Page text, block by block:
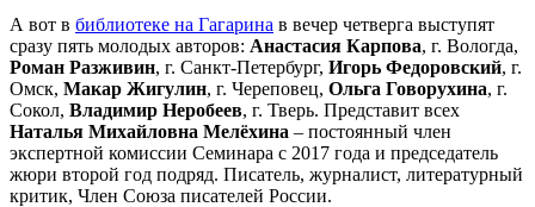
А вот в библиотеке на Гагарина в вечер четверга выступят
сразу пять молодых авторов: Анастасия Карпова, г. Вологда,
Роман Разживин, г. Санкт-Петербург, Игорь Федоровский, г.
Омск, Макар Жигулин, г. Череповец, Ольга Говорухина, г.
Сокол, Владимир Неробеев, г. Тверь. Представит всех
Наталья Михайловна Мелёхина – постоянный член
экспертной комиссии Семинара с 2017 года и председатель
жюри второй год подряд. Писатель, журналист, литературный
критик, Член Союза писателей России.